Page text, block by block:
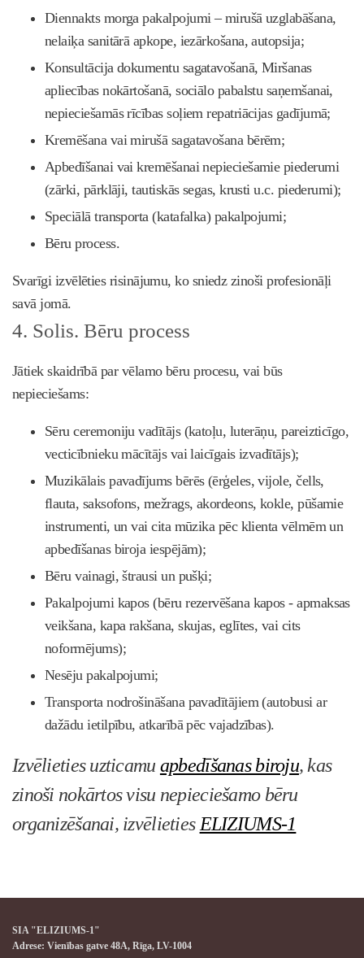
Diennakts morga pakalpojumi – mirušā uzglabāšana,
nelaiķa sanitārā apkope, iezārkošana, autopsija;
Konsultācija dokumentu sagatavošanā, Miršanas
apliecības nokārtošanā, sociālo pabalstu saņemšanai,
nepieciešamās rīcības soļiem repatriācijas gadījumā;
Kremēšana vai mirušā sagatavošana bērēm;
Apbedīšanai vai kremēšanai nepieciešamie piederumi
(zārki, pārklāji, tautiskās segas, krusti u.c. piederumi);
Speciālā transporta (katafalka) pakalpojumi;
Bēru process.
Svarīgi izvēlēties risinājumu, ko sniedz zinoši profesionāļi
savā jomā.
4. Solis. Bēru process
Jātiek skaidrībā par vēlamo bēru procesu, vai būs
nepieciešams:
Sēru ceremoniju vadītājs (katoļu, luterāņu, pareizticīgo,
vecticībnieku mācītājs vai laicīgais izvadītājs);
Muzikālais pavadījums bērēs (ērģeles, vijole, čells,
flauta, saksofons, mežrags, akordeons, kokle, pūšamie
instrumenti, un vai cita mūzika pēc klienta vēlmēm un
apbedīšanas biroja iespējām);
Bēru vainagi, štrausi un pušķi;
Pakalpojumi kapos (bēru rezervēšana kapos - apmaksas
veikšana, kapa rakšana, skujas, eglītes, vai cits
noformējums);
Nesēju pakalpojumi;
Transporta nodrošināšana pavadītājiem (autobusi ar
dažādu ietilpību, atkarībā pēc vajadzības).
Izvēlieties uzticamu apbedīšanas biroju, kas
zinoši nokārtos visu nepieciešamo bēru
organizēšanai, izvēlieties ELIZIUMS-1
SIA "ELIZIUMS-1"
Adrese: Vienības gatve 48A, Rīga, LV-1004